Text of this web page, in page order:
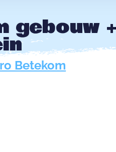
gebouw +
Betekom